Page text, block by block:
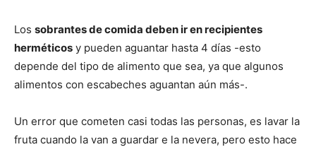
Los sobrantes de comida deben ir en recipientes
herméticos y pueden aguantar hasta 4 días -esto
depende del tipo de alimento que sea, ya que algunos
alimentos con escabeches aguantan aún más-.
Un error que cometen casi todas las personas, es lavar la
fruta cuando la van a guardar e la nevera, pero esto hace